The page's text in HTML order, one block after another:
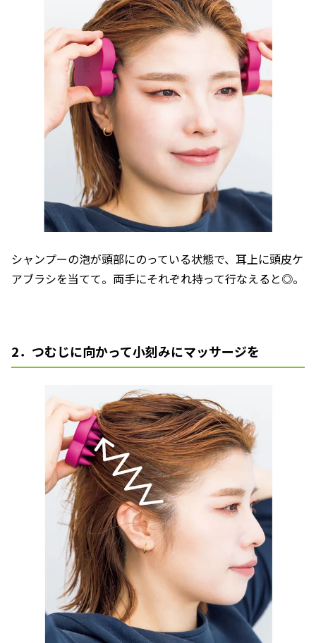
シャンプーの泡が頭部にのっている状態で、耳上に頭皮ケ
アブラシを当てて。両手にそれぞれ持って行なえると◎。
2．つむじに向かって小刻みにマッサージを